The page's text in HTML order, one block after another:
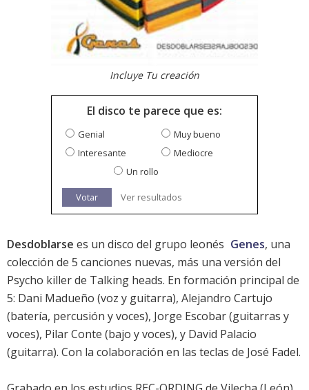
Incluye Tu creación
El disco te parece que es:
Genial
Muy bueno
Interesante
Mediocre
Un rollo
Votar Ver resultados
Desdoblarse es un disco del grupo leonés Genes, una
colección de 5 canciones nuevas, más una versión del
Psycho killer de Talking heads. En formación principal de
5: Dani Madueño (voz y guitarra), Alejandro Cartujo
(batería, percusión y voces), Jorge Escobar (guitarras y
voces), Pilar Conte (bajo y voces), y David Palacio
(guitarra). Con la colaboración en las teclas de José Fadel.